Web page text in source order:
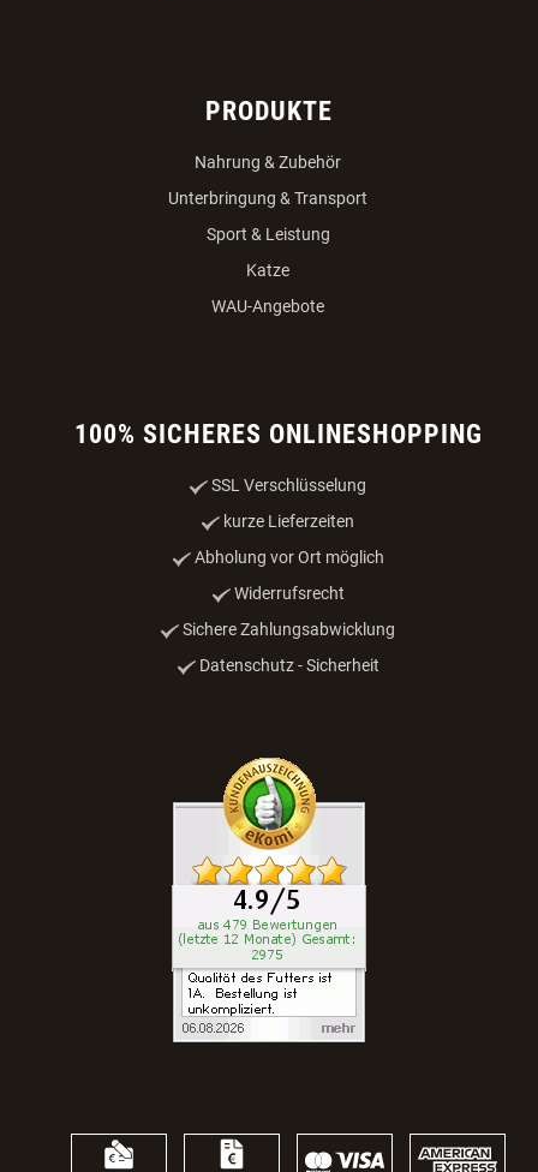
Bestellvorgang
Versandkosten
Zahlungsmöglichkeiten
Datenschutz
Impressum
Online-Streitbeilegung
PRODUKTE
Nahrung & Zubehör
Unterbringung & Transport
Sport & Leistung
100% SICHERES ONLINESHOPPING
SSL Verschlüsselung
kurze Lieferzeiten
Abholung vor Ort möglich
Widerrufsrecht
Sichere Zahlungsabwicklung
Datenschutz - Sicherheit